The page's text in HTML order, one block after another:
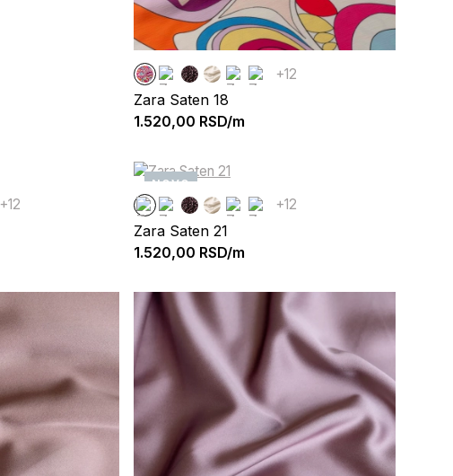
+12
Zara Saten 18
1.520,00 RSD/m
+12
NOVO
+12
Zara Saten 21
1.520,00 RSD/m